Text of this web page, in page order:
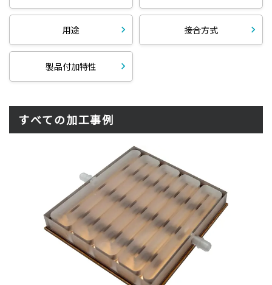
用途 接合方式
製品付加特性
すべての加工事例